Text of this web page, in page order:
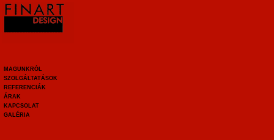
MAGUNKRÓL
SZOLGÁLTATÁSOK
REFERENCIÁK
ÁRAK
KAPCSOLAT
GALÉRIA